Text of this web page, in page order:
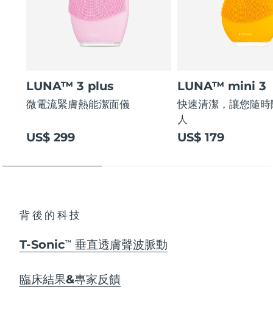
LUNA™ 3 plus
微電流緊膚熱能潔面儀
US$ 299
LUNA™ mini 3
快速清潔，讓您隨
人
US$ 179
背後的科技
T-SonicTM 垂直透膚聲波脈動
臨床結果&專家反饋